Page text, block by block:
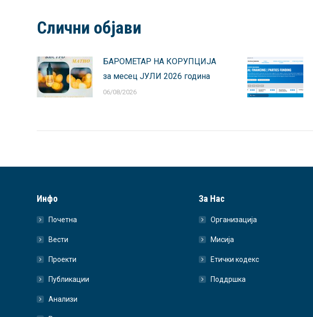
Слични објави
БАРОМЕТАР НА КОРУПЦИЈА
за месец ЈУЛИ 2026 година
06/08/2026
Инфо
Почетна
Вести
Проекти
Публикации
Анализи
За Нас
Организација
Мисија
Етички кодекс
Поддршка